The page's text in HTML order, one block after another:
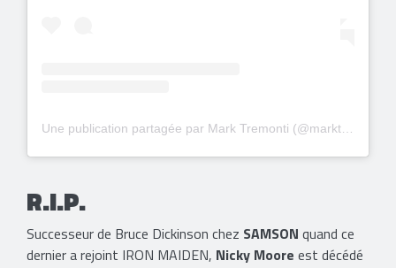
R.I.P.
Successeur de Bruce Dickinson chez SAMSON quand ce
dernier a rejoint IRON MAIDEN, Nicky Moore est décédé